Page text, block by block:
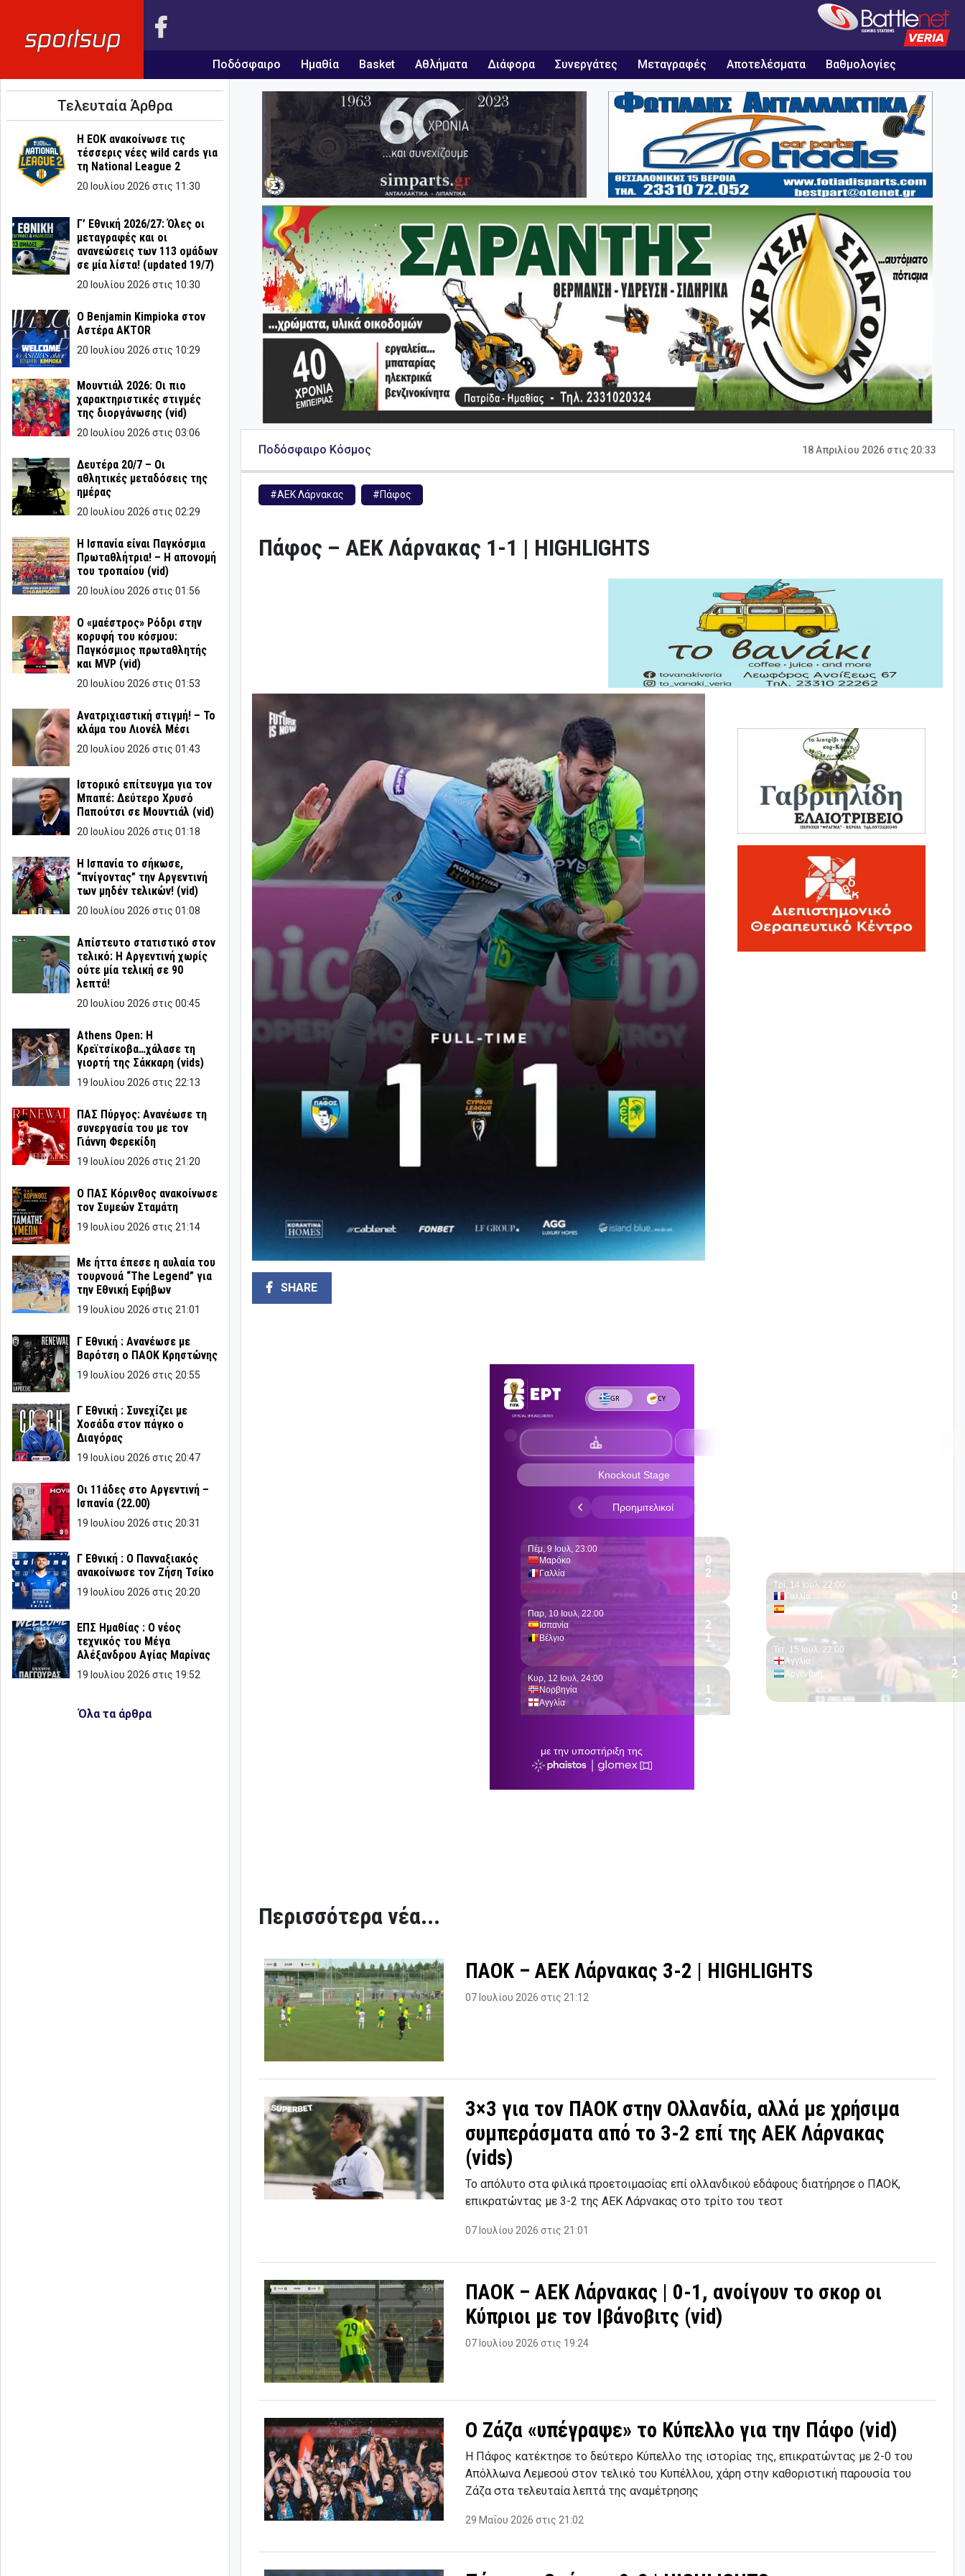
Ποδόσφαιρο Ημαθία Basket Αθλήματα Διάφορα Συνεργάτες Μεταγραφές Αποτελέσματα Βαθμολογίες
Τελευταία Άρθρα
Η ΕΟΚ ανακοίνωσε τις
τέσσερις νέες wild cards για
τη National League 2
20 Ιουλίου 2026 στις 11:30
Γ’ Εθνική 2026/27: Όλες οι
μεταγραφές και οι
ανανεώσεις των 113 ομάδων
σε μία λίστα! (updated 19/7)
20 Ιουλίου 2026 στις 10:30
Ο Benjamin Kimpioka στον
Αστέρα AKTOR
20 Ιουλίου 2026 στις 10:29
Μουντιάλ 2026: Οι πιο
χαρακτηριστικές στιγμές
της διοργάνωσης (vid)
20 Ιουλίου 2026 στις 03:06
Δευτέρα 20/7 – Οι
αθλητικές μεταδόσεις της
ημέρας
20 Ιουλίου 2026 στις 02:29
Η Ισπανία είναι Παγκόσμια
Πρωταθλήτρια! – Η απονομή
του τροπαίου (vid)
20 Ιουλίου 2026 στις 01:56
Ο «μαέστρος» Ρόδρι στην
κορυφή του κόσμου:
Παγκόσμιος πρωταθλητής
και MVP (vid)
20 Ιουλίου 2026 στις 01:53
Ανατριχιαστική στιγμή! – Το
κλάμα του Λιονέλ Μέσι
20 Ιουλίου 2026 στις 01:43
Ιστορικό επίτευγμα για τον
Μπαπέ: Δεύτερο Χρυσό
Παπούτσι σε Μουντιάλ (vid)
20 Ιουλίου 2026 στις 01:18
Η Ισπανία το σήκωσε,
“πνίγοντας” την Αργεντινή
των μηδέν τελικών! (vid)
20 Ιουλίου 2026 στις 01:08
Απίστευτο στατιστικό στον
τελικό: Η Αργεντινή χωρίς
ούτε μία τελική σε 90
λεπτά!
20 Ιουλίου 2026 στις 00:45
Athens Open: Η
Κρεϊτσίκοβα…χάλασε τη
γιορτή της Σάκκαρη (vids)
19 Ιουλίου 2026 στις 22:13
ΠΑΣ Πύργος: Ανανέωσε τη
συνεργασία του με τον
Γιάννη Φερεκίδη
19 Ιουλίου 2026 στις 21:20
Ο ΠΑΣ Κόρινθος ανακοίνωσε
τον Συμεών Σταμάτη
19 Ιουλίου 2026 στις 21:14
Με ήττα έπεσε η αυλαία του
τουρνουά “The Legend” για
την Εθνική Εφήβων
19 Ιουλίου 2026 στις 21:01
Γ Εθνική : Ανανέωσε με
Βαρότση ο ΠΑΟΚ Κρηστώνης
19 Ιουλίου 2026 στις 20:55
Γ Εθνική : Συνεχίζει με
Χοσάδα στον πάγκο ο
Διαγόρας
19 Ιουλίου 2026 στις 20:47
Οι 11άδες στο Αργεντινή –
Ισπανία (22.00)
19 Ιουλίου 2026 στις 20:31
Γ Εθνική : Ο Πανναξιακός
ανακοίνωσε τον Ζήση Τσίκο
19 Ιουλίου 2026 στις 20:20
ΕΠΣ Ημαθίας : Ο νέος
τεχνικός του Μέγα
Αλέξανδρου Αγίας Μαρίνας
19 Ιουλίου 2026 στις 19:52
Όλα τα άρθρα
Ποδόσφαιρο Κόσμος 18 Απριλίου 2026 στις 20:33
#ΑΕΚ Λάρνακας #Πάφος
Πάφος – ΑΕΚ Λάρνακας 1-1 | HIGHLIGHTS
SHARE
Περισσότερα νέα...
ΠΑΟΚ – ΑΕΚ Λάρνακας 3-2 | HIGHLIGHTS
07 Ιουλίου 2026 στις 21:12
3×3 για τον ΠΑΟΚ στην Ολλανδία, αλλά με χρήσιμα
συμπεράσματα από το 3-2 επί της ΑΕΚ Λάρνακας
(vids)
Το απόλυτο στα φιλικά προετοιμασίας επί ολλανδικού εδάφους διατήρησε ο ΠΑΟΚ,
επικρατώντας με 3-2 της ΑΕΚ Λάρνακας στο τρίτο του τεστ
07 Ιουλίου 2026 στις 21:01
ΠΑΟΚ – ΑΕΚ Λάρνακας | 0-1, ανοίγουν το σκορ οι
Κύπριοι με τον Ιβάνοβιτς (vid)
07 Ιουλίου 2026 στις 19:24
Ο Ζάζα «υπέγραψε» το Κύπελλο για την Πάφο (vid)
Η Πάφος κατέκτησε το δεύτερο Κύπελλο της ιστορίας της, επικρατώντας με 2-0 του
Απόλλωνα Λεμεσού στον τελικό του Κυπέλλου, χάρη στην καθοριστική παρουσία του
Ζάζα στα τελευταία λεπτά της αναμέτρησης
29 Μαΐου 2026 στις 21:02